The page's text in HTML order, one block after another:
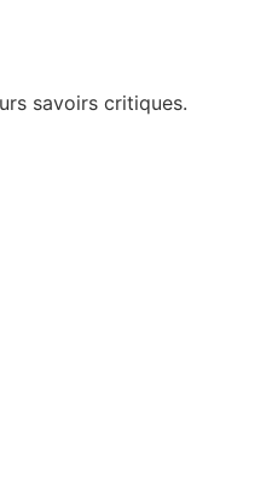
savoirs critiques.